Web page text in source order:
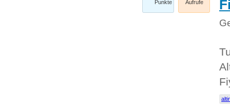
Punkte Aufrufe